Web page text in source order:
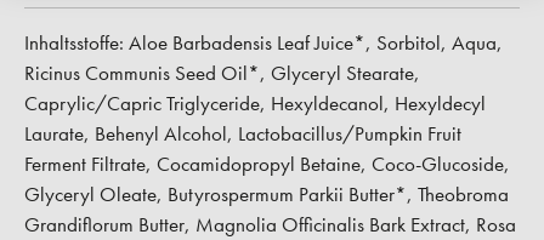
Inhaltsstoffe: Aloe Barbadensis Leaf Juice*, Sorbitol, Aqua,
Ricinus Communis Seed Oil*, Glyceryl Stearate,
Caprylic/Capric Triglyceride, Hexyldecanol, Hexyldecyl
Laurate, Behenyl Alcohol, Lactobacillus/Pumpkin Fruit
Ferment Filtrate, Cocamidopropyl Betaine, Coco-Glucoside,
Glyceryl Oleate, Butyrospermum Parkii Butter*, Theobroma
Grandiflorum Butter, Magnolia Officinalis Bark Extract, Rosa